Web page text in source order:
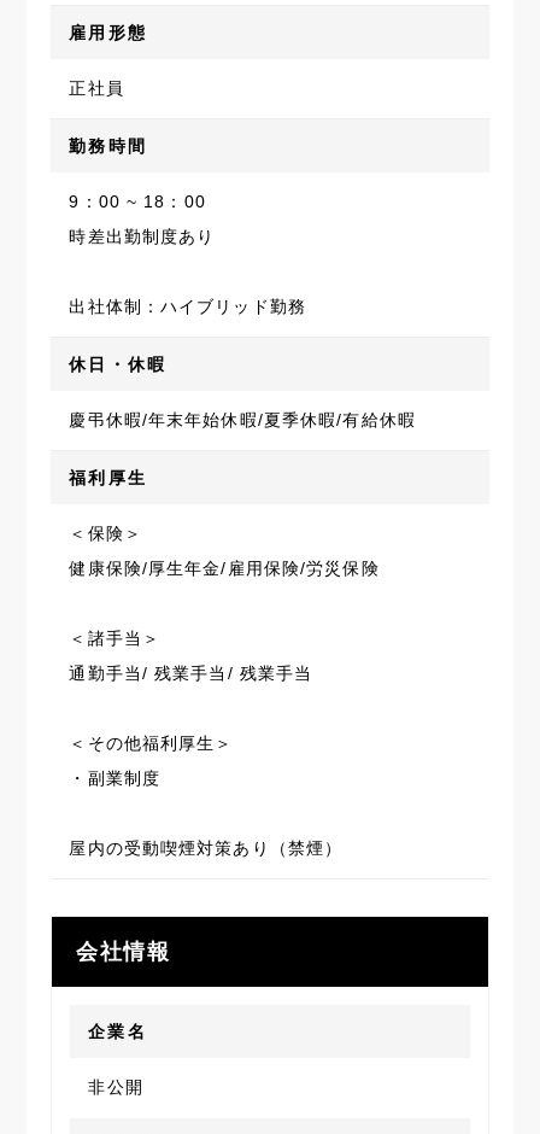
雇用形態
正社員
勤務時間
9：00 ~ 18：00
時差出勤制度あり
出社体制：ハイブリッド勤務
休日・休暇
慶弔休暇/年末年始休暇/夏季休暇/有給休暇
福利厚生
＜保険＞
健康保険/厚生年金/雇用保険/労災保険
＜諸手当＞
通勤手当/ 残業手当/ 残業手当
＜その他福利厚生＞
・副業制度
屋内の受動喫煙対策あり（禁煙）
会社情報
企業名
非公開